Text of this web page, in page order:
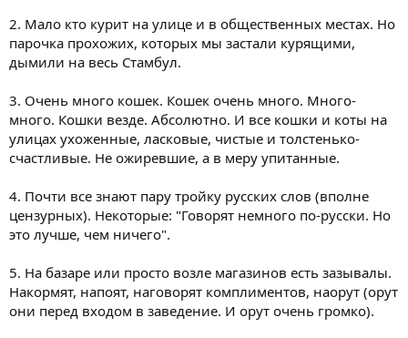
2. Мало кто курит на улице и в общественных местах. Но
парочка прохожих, которых мы застали курящими,
дымили на весь Стамбул.
3. Очень много кошек. Кошек очень много. Много-
много. Кошки везде. Абсолютно. И все кошки и коты на
улицах ухоженные, ласковые, чистые и толстенько-
счастливые. Не ожиревшие, а в меру упитанные.
4. Почти все знают пару тройку русских слов (вполне
цензурных). Некоторые: "Говорят немного по-русски. Но
это лучше, чем ничего".
5. На базаре или просто возле магазинов есть зазывалы.
Накормят, напоят, наговорят комплиментов, наорут (орут
они перед входом в заведение. И орут очень громко).